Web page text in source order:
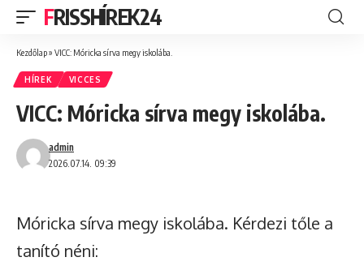
FRISSHÍREK24
Kezdőlap» VICC: Móricka sírva megy iskolába.
HÍREK VICCES
VICC: Móricka sírva megy iskolába.
2026.07.14. 09:39
admin
Móricka sírva megy iskolába. Kérdezi tőle a
tanító néni: